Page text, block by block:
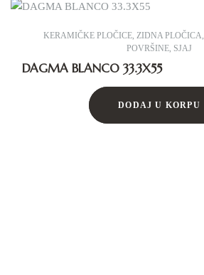
KERAMIČKE PLOČICE, ZIDNA PLOČICA,
POVRŠINE, SJAJ
DAGMA BLANCO 33.3X55
DODAJ U KORPU